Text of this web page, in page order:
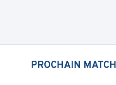
PROCHAIN MATCH